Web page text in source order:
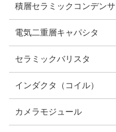
積層セラミックコンデンサ
電気二重層キャパシタ
セラミックバリスタ
インダクタ（コイル）
カメラモジュール